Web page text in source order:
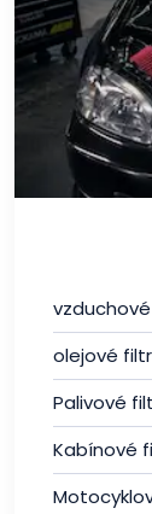
olejové
Palivové
Kabínové